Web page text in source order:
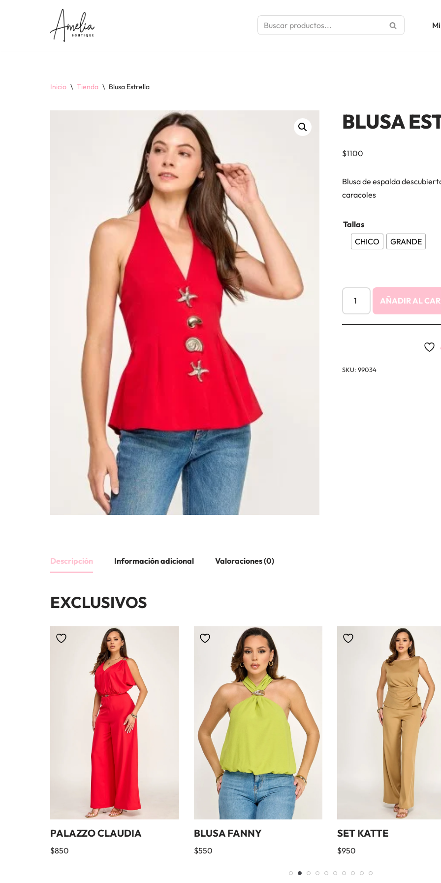
Inicio \ Tienda \ Blusa Estrella
BLUSA
$1100
Blusa de espalda
caracoles
Tallas
CHICO
GRANDE
AÑADIR AL
SKU: 99034
Descripción Información adicional Valoraciones (0)
EXCLUSIVOS
PALAZZO CLAUDIA
$850
BLUSA FANNY
$550
SET KATTE
$950